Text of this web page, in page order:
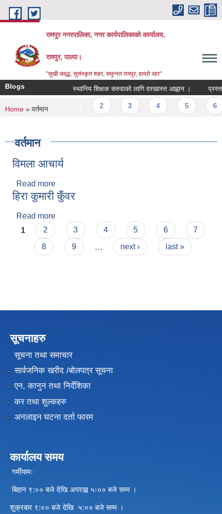
Skip to main content
रामपुर नगरपालिका, नगर कार्यपालिकाको कार्यालय,
रामपुर, पाल्पा।
"सुखी समृद्ध, सुसंस्कृत शहर, समुन्नत रामपुर, हाम्रो रहर"
Blogs स्थानिय शिक्षक सरुवाको लागि दरखास्त आह्वान ।
Pages
You are here
Home » वर्तमान
वर्तमान
विमला आचार्य
Read more
हिरा कुमारी कुँवर
Read more
Pages
1 2 3 4 5 6
7
8
9 next › last »
सूचनाहरु
सूचना तथा समाचार
सार्वजनिक खरीद /बोलपत्र सूचना
एन, कानुन तथा निर्देशिका
कर तथा शुल्कहरु
अनलाइन घटना दर्ता फारम
कार्यालय समय
गर्मीयामः
बिहान ९:०० बजे देखि अपराह्न ५ः०० बजे सम्म ।
शुक्रबार ९:०० बजे देखि ५:०० बजे सम्म ।